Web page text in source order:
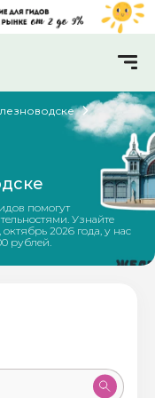
помогут
Узнайте
2026 года, у нас
рублей.